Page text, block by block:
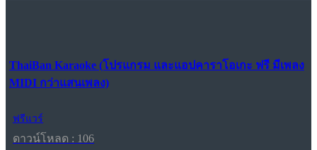
ThaiBan Karaoke (โปรแกรม และแอปคาราโอเกะ ฟรี มีเพลง
MIDI กว่าแสนเพลง)
ฟรีแวร์
ดาวน์โหลด : 106